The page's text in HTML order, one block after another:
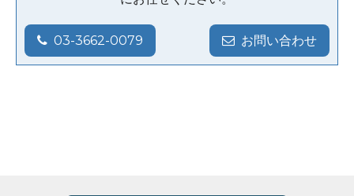
03-3662-0079 お問い合わせ